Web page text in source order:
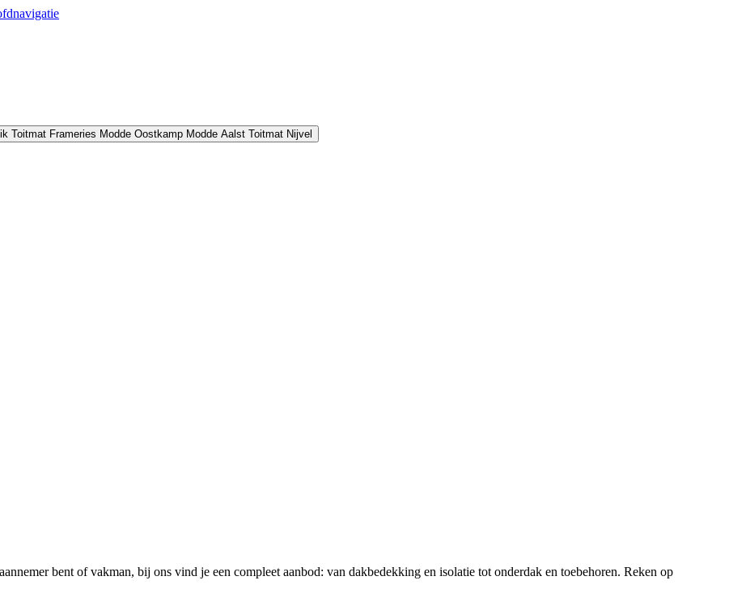
Toitmat Frameries Modde Oostkamp Modde Aalst Toitmat Nijvel
bent of vakman, bij ons vind je een compleet aanbod: van dakbedekking en isolatie tot onderdak en toebehoren. Reken op